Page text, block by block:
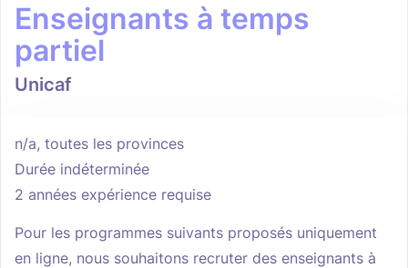
Enseignants à temps
partiel
Unicaf
n/a, toutes les provinces
Durée indéterminée
2 années expérience requise
Pour les programmes suivants proposés uniquement
en ligne, nous souhaitons recruter des enseignants à